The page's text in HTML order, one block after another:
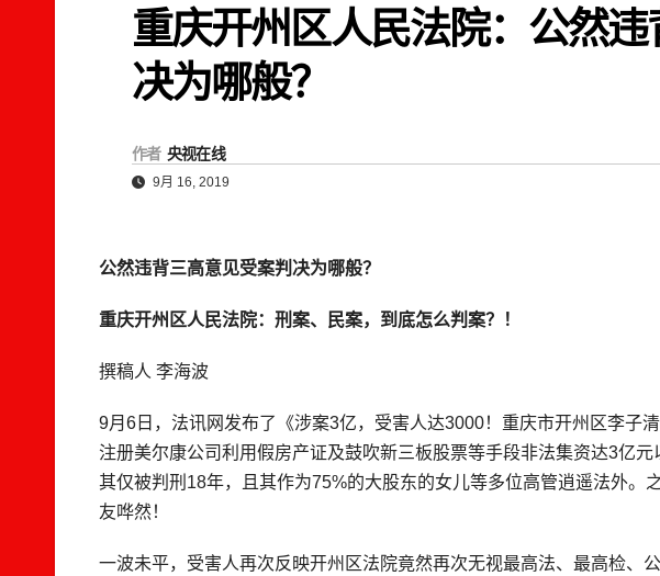
重庆开州区人民法院：公然
决为哪般？
作者 央视在线
9月 16, 2019
公然违背三高意见受案判决为哪般？
重庆开州区人民法院：刑案、民案，到底怎么判案？！
撰稿人 李海波
9月6日，法讯网发布了《涉案3亿，受害人达3000！重庆市开州区李子
注册美尔康公司利用假房产证及鼓吹新三板股票等手段非法集资达3亿元
其仅被判刑18年，且其作为75%的大股东的女儿等多位高管逍遥法外。
友哗然！
一波未平，受害人再次反映开州区法院竟然再次无视最高法、最高检、